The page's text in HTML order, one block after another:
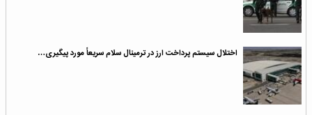
اختلال سیستم پرداخت ارز در ترمینال سلام سریعاً مورد پیگیری…